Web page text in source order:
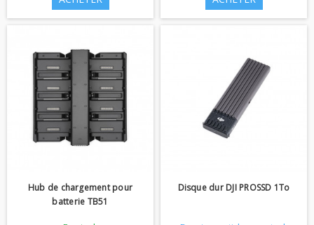
Hub de chargement pour
batterie TB51
Disque dur DJI PROSSD 1To